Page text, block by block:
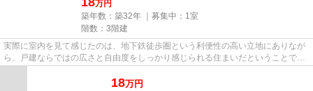
万円
築年数：築32年 ｜募集中： 1室
階数：3階建
実際に室内を見て感じたのは、地下鉄徒歩圏という利便性の高い立地にありなが
ら、戸建ならではの広さと自由度をしっかり感じられる住まいだということでし
18万円